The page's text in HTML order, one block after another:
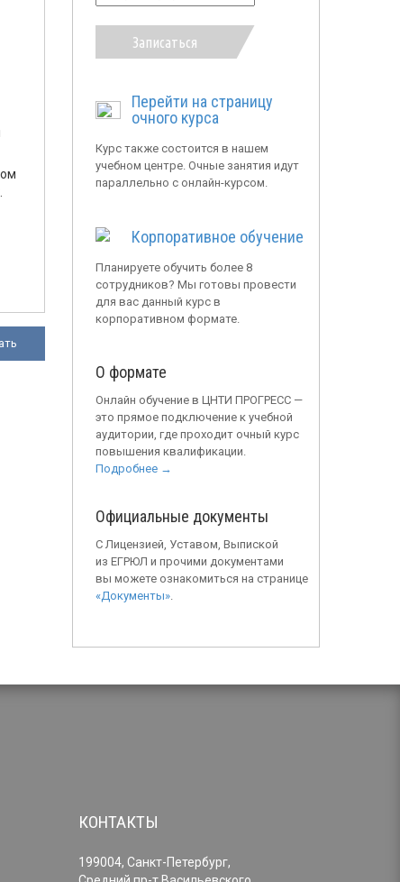
Записаться
Перейти на страницу
очного курса
Курс также состоится в нашем
учебном центре. Очные занятия идут
параллельно с онлайн-курсом.
Корпоративное обучение
Планируете обучить более 8
сотрудников? Мы готовы провести
для вас данный курс в
корпоративном формате.
О формате
Онлайн обучение в ЦНТИ ПРОГРЕСС —
это прямое подключение к учебной
аудитории, где проходит очный курс
повышения квалификации.
Подробнее →
Официальные документы
С Лицензией, Уставом, Выпиской
из ЕГРЮЛ и прочими документами
вы можете ознакомиться на странице
«Документы».
КОНТАКТЫ
199004, Санкт-Петербург,